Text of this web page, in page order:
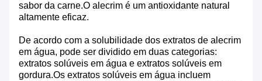
sabor da carne.O alecrim é um antioxidante natural
altamente eficaz.
De acordo com a solubilidade dos extratos de alecrim
em água, pode ser dividido em duas categorias:
extratos solúveis em água e extratos solúveis em
gordura.Os extratos solúveis em água incluem